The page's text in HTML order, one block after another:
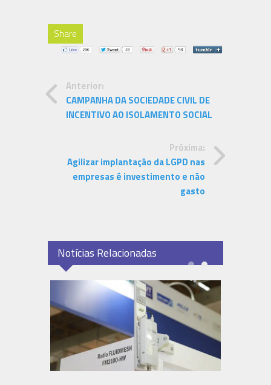
Share
Anterior:
CAMPANHA DA SOCIEDADE CIVIL DE
INCENTIVO AO ISOLAMENTO SOCIAL
Próxima:
Agilizar implantação da LGPD nas
empresas é investimento e não
gasto
Notícias Relacionadas